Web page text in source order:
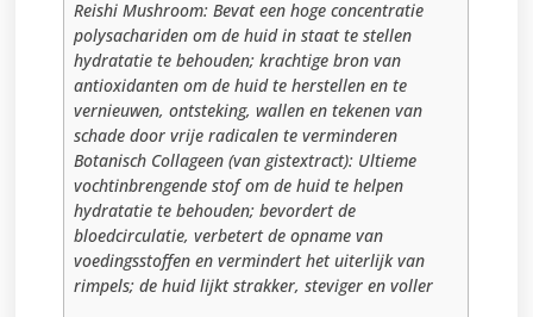
Reishi Mushroom: Bevat een hoge concentratie
polysachariden om de huid in staat te stellen
hydratatie te behouden; krachtige bron van
antioxidanten om de huid te herstellen en te
vernieuwen, ontsteking, wallen en tekenen van
schade door vrije radicalen te verminderen
Botanisch Collageen (van gistextract): Ultieme
vochtinbrengende stof om de huid te helpen
hydratatie te behouden; bevordert de
bloedcirculatie, verbetert de opname van
voedingsstoffen en vermindert het uiterlijk van
rimpels; de huid lijkt strakker, steviger en voller